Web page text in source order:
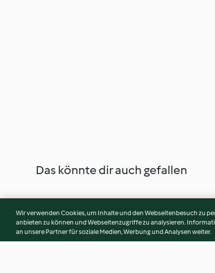
Das könnte dir auch gefallen
Wir verwenden Cookies, um Inhalte und den Webseitenbesuch zu
anbieten zu können und Webseitenzugriffe zu analysieren.
an unsere Partner für soziale Medien, Werbung und Analysen weiter.